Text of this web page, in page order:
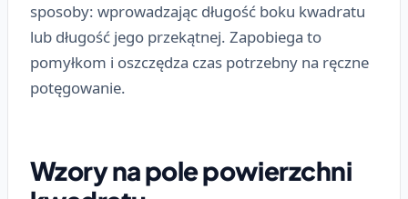
sposoby: wprowadzając długość boku kwadratu
lub długość jego przekątnej. Zapobiega to
pomyłkom i oszczędza czas potrzebny na ręczne
potęgowanie.
Wzory na pole powierzchni